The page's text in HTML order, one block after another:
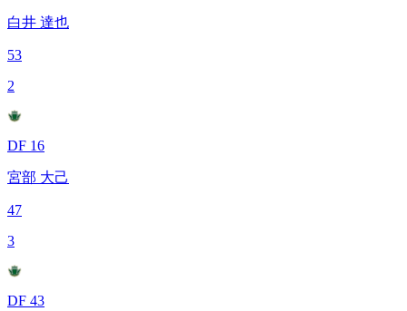
白井 達也
53
2
DF 16
宮部 大己
47
3
DF 43